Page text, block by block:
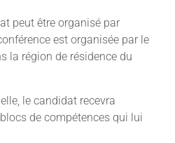
peut être organisé par
est organisée par le
la région de résidence du
le candidat recevra
de compétences qui lui